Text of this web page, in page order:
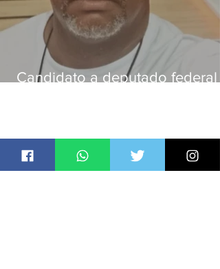
Candidato a deputado federal